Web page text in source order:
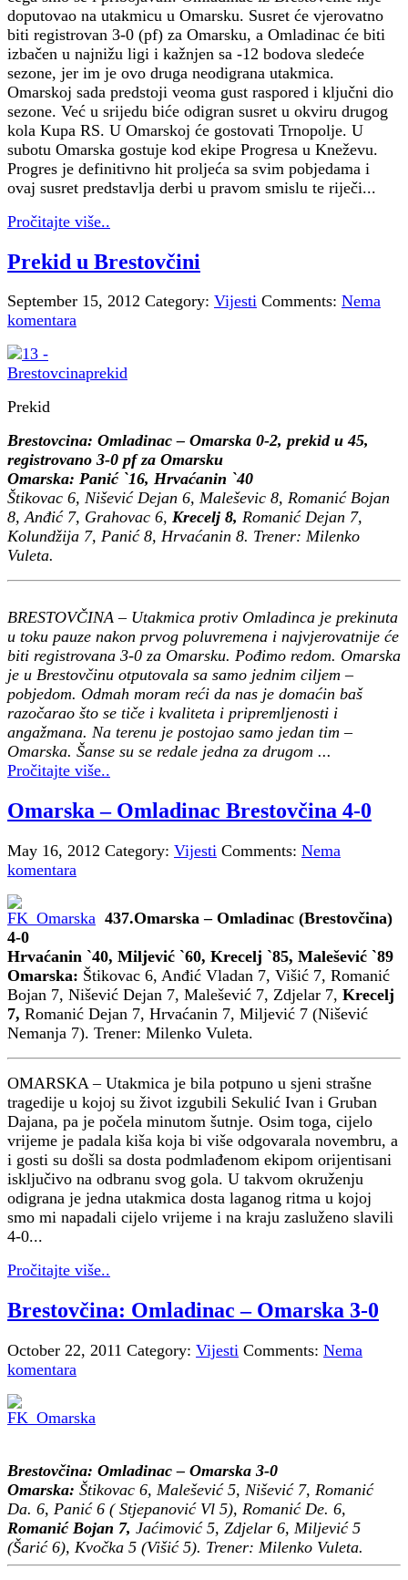
doputovao na utakmicu u Omarsku. Susret će vjerovatno
biti registrovan 3-0 (pf) za Omarsku, a Omladinac će biti
izbačen u najnižu ligi i kažnjen sa -12 bodova sledeće
sezone, jer im je ovo druga neodigrana utakmica.
Omarskoj sada predstoji veoma gust raspored i ključni dio
sezone. Već u srijedu biće odigran susret u okviru drugog
kola Kupa RS. U Omarskoj će gostovati Trnopolje. U
subotu Omarska gostuje kod ekipe Progresa u Kneževu.
Progres je definitivno hit proljeća sa svim pobjedama i
ovaj susret predstavlja derbi u pravom smislu te riječi...
Pročitajte više..
Prekid u Brestovčini
September 15, 2012 Category: Vijesti Comments: Nema
komentara
Prekid
Brestovcina: Omladinac – Omarska 0-2, prekid u 45,
registrovano 3-0 pf za Omarsku
Omarska: Panić `16, Hrvaćanin `40
Štikovac 6, Nišević Dejan 6, Maleševic 8, Romanić Bojan
8, Anđić 7, Grahovac 6, Krecelj 8, Romanić Dejan 7,
Kolundžija 7, Panić 8, Hrvaćanin 8. Trener: Milenko
Vuleta.
BRESTOVČINA – Utakmica protiv Omladinca je prekinuta
u toku pauze nakon prvog poluvremena i najvjerovatnije će
biti registrovana 3-0 za Omarsku. Pođimo redom. Omarska
je u Brestovčinu otputovala sa samo jednim ciljem –
pobjedom. Odmah moram reći da nas je domaćin baš
razočarao što se tiče i kvaliteta i pripremljenosti i
angažmana. Na terenu je postojao samo jedan tim –
Omarska. Šanse su se redale jedna za drugom ...
Pročitajte više..
Omarska – Omladinac Brestovčina 4-0
May 16, 2012 Category: Vijesti Comments: Nema
komentara
437.Omarska – Omladinac (Brestovčina)
4-0
Hrvaćanin `40, Miljević `60, Krecelj `85, Malešević `89
Omarska: Štikovac 6, Anđić Vladan 7, Višić 7, Romanić
Bojan 7, Nišević Dejan 7, Malešević 7, Zdjelar 7, Krecelj
7, Romanić Dejan 7, Hrvaćanin 7, Miljević 7 (Nišević
Nemanja 7). Trener: Milenko Vuleta.
OMARSKA – Utakmica je bila potpuno u sjeni strašne
tragedije u kojoj su život izgubili Sekulić Ivan i Gruban
Dajana, pa je počela minutom šutnje. Osim toga, cijelo
vrijeme je padala kiša koja bi više odgovarala novembru, a
i gosti su došli sa dosta podmlađenom ekipom orijentisani
isključivo na odbranu svog gola. U takvom okruženju
odigrana je jedna utakmica dosta laganog ritma u kojoj
smo mi napadali cijelo vrijeme i na kraju zasluženo slavili
4-0...
Pročitajte više..
Brestovčina: Omladinac – Omarska 3-0
October 22, 2011 Category: Vijesti Comments: Nema
komentara
Brestovčina: Omladinac – Omarska 3-0
Omarska: Štikovac 6, Malešević 5, Nišević 7, Romanić
Da. 6, Panić 6 ( Stjepanović Vl 5), Romanić De. 6,
Romanić Bojan 7, Jaćimović 5, Zdjelar 6, Miljević 5
(Šarić 6), Kvočka 5 (Višić 5). Trener: Milenko Vuleta.